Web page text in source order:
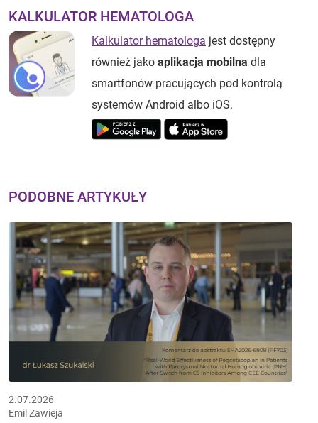
KALKULATOR HEMATOLOGA
Kalkulator hematologa jest dostępny
również jako aplikacja mobilna dla
smartfonów pracujących pod kontrolą
systemów Android albo iOS.
PODOBNE ARTYKUŁY
2.07.2026
Emil Zawieja